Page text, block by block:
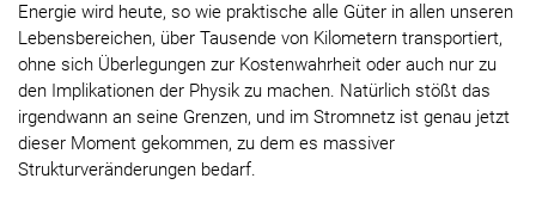
Energie wird heute, so wie praktische alle Güter in allen unseren
Lebensbereichen, über Tausende von Kilometern transportiert,
ohne sich Überlegungen zur Kostenwahrheit oder auch nur zu
den Implikationen der Physik zu machen. Natürlich stößt das
irgendwann an seine Grenzen, und im Stromnetz ist genau jetzt
dieser Moment gekommen, zu dem es massiver
Strukturveränderungen bedarf.